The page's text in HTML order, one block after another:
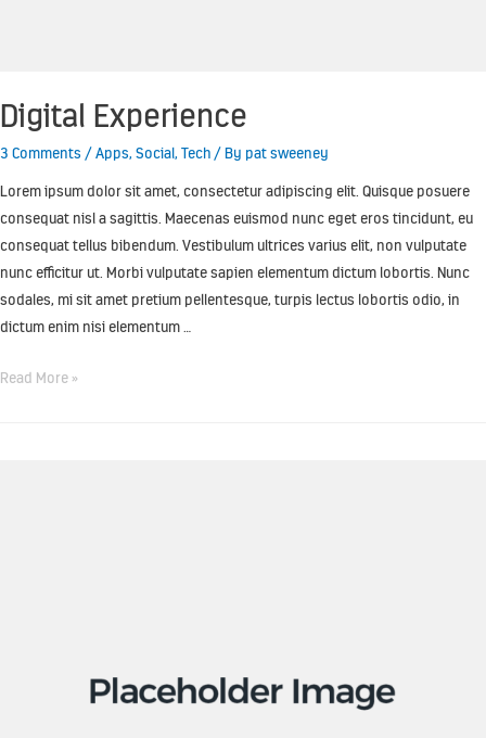
Digital Experience
3 Comments /Apps, Social, Tech / By pat sweeney
Lorem ipsum dolor sit amet, consectetur adipiscing elit. Quisque posuere
consequat nisl a sagittis. Maecenas euismod nunc eget eros tincidunt, eu
consequat tellus bibendum. Vestibulum ultrices varius elit, non vulputate
nunc efficitur ut. Morbi vulputate sapien elementum dictum lobortis. Nunc
sodales, mi sit amet pretium pellentesque, turpis lectus lobortis odio, in
dictum enim nisi elementum …
Read More »